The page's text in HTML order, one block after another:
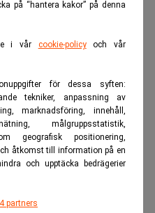
på “hantera kakor” på denna
i vår cookie-policyoch vår
för dessa syften:
tekniker, anpassning av
marknadsföring, innehåll,
målgruppsstatistik,
geografisk positionering,
åtkomst till information på en
och upptäcka bedrägerier
partners